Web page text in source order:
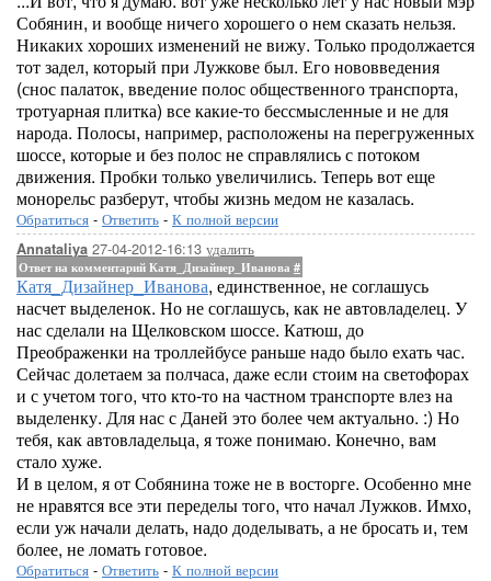
Собянин, и вообще ничего хорошего о нем сказать нельзя.
Никаких хороших изменений не вижу. Только продолжается
тот задел, который при Лужкове был. Его нововведения
(снос палаток, введение полос общественного транспорта,
тротуарная плитка) все какие-то бессмысленные и не для
народа. Полосы, например, расположены на перегруженных
шоссе, которые и без полос не справлялись с потоком
движения. Пробки только увеличились. Теперь вот еще
монорельс разберут, чтобы жизнь медом не казалась.
Обратиться - Ответить - К полной версии
Annataliya 27-04-2012-16:13 удалить
Ответ на комментарий Катя_Дизайнер_Иванова #
Катя_Дизайнер_Иванова, единственное, не соглашусь
насчет выделенок. Но не соглашусь, как не автовладелец. У
нас сделали на Щелковском шоссе. Катюш, до
Преображенки на троллейбусе раньше надо было ехать час.
Сейчас долетаем за полчаса, даже если стоим на светофорах
и с учетом того, что кто-то на частном транспорте влез на
выделенку. Для нас с Даней это более чем актуально. :) Но
тебя, как автовладельца, я тоже понимаю. Конечно, вам
стало хуже.
И в целом, я от Собянина тоже не в восторге. Особенно мне
не нравятся все эти переделы того, что начал Лужков. Имхо,
если уж начали делать, надо доделывать, а не бросать и, тем
более, не ломать готовое.
Обратиться - Ответить - К полной версии